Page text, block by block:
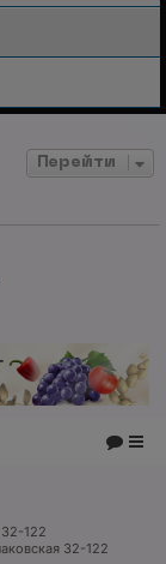
Перейти
32-122
32-122